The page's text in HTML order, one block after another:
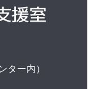
ター内）